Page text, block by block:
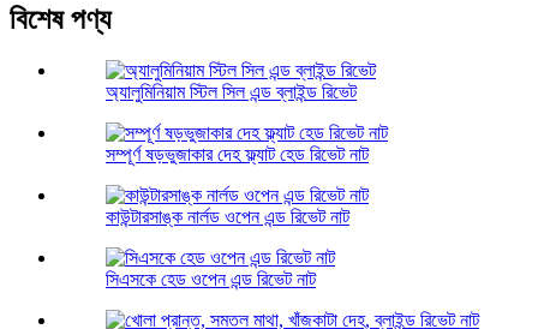
বিশেষ পণ্য
অ্যালুমিনিয়াম স্টিল সিল এন্ড ব্লাইন্ড রিভেট
সম্পূর্ণ ষড়ভুজাকার দেহ ফ্ল্যাট হেড রিভেট নাট
কাউন্টারসাঙ্ক নার্লড ওপেন এন্ড রিভেট নাট
সিএসকে হেড ওপেন এন্ড রিভেট নাট